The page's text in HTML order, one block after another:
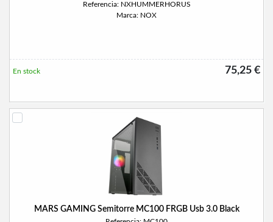
Referencia: NXHUMMERHORUS
Marca: NOX
75,25 €
En stock
MARS GAMING Semitorre MC100 FRGB Usb 3.0 Black